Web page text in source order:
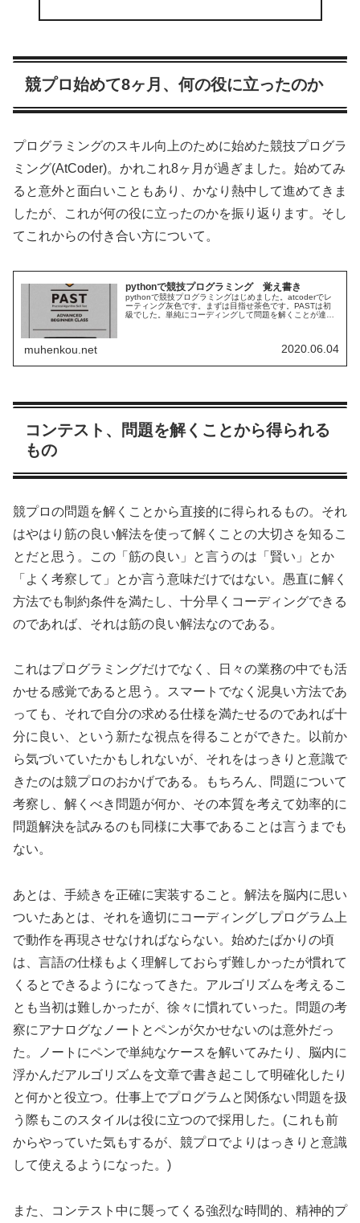
競プロ始めて8ヶ月、何の役に立ったのか
プログラミングのスキル向上のために始めた競技プログラ
ミング(AtCoder)。かれこれ8ヶ月が過ぎました。始めてみ
ると意外と面白いこともあり、かなり熱中して進めてきま
したが、これが何の役に立ったのかを振り返ります。そし
てこれからの付き合い方について。
pythonで競技プログラミング 覚え書き
pythonで競技プログラミングはじめました。atcoderでレ
ーティング灰色です。まずは目指せ茶色です。PASTは初
級でした。単純にコーディングして問題を解くことが達成
muhenkou.net 2020.06.04
コンテスト、問題を解くことから得られる
もの
競プロの問題を解くことから直接的に得られるもの。それ
はやはり筋の良い解法を使って解くことの大切さを知るこ
とだと思う。この「筋の良い」と言うのは「賢い」とか
「よく考察して」とか言う意味だけではない。愚直に解く
方法でも制約条件を満たし、十分早くコーディングできる
のであれば、それは筋の良い解法なのである。
これはプログラミングだけでなく、日々の業務の中でも活
かせる感覚であると思う。スマートでなく泥臭い方法であ
っても、それで自分の求める仕様を満たせるのであれば十
分に良い、という新たな視点を得ることができた。以前か
ら気づいていたかもしれないが、それをはっきりと意識で
きたのは競プロのおかげである。もちろん、問題について
考察し、解くべき問題が何か、その本質を考えて効率的に
問題解決を試みるのも同様に大事であることは言うまでも
ない。
あとは、手続きを正確に実装すること。解法を脳内に思い
ついたあとは、それを適切にコーディングしプログラム上
で動作を再現させなければならない。始めたばかりの頃
は、言語の仕様もよく理解しておらず難しかったが慣れて
くるとできるようになってきた。アルゴリズムを考えるこ
とも当初は難しかったが、徐々に慣れていった。問題の考
察にアナログなノートとペンが欠かせないのは意外だっ
た。ノートにペンで単純なケースを解いてみたり、脳内に
浮かんだアルゴリズムを文章で書き起こして明確化したり
と何かと役立つ。仕事上でプログラムと関係ない問題を扱
う際もこのスタイルは役に立つので採用した。(これも前
からやっていた気もするが、競プロでよりはっきりと意識
して使えるようになった。)
また、コンテスト中に襲ってくる強烈な時間的、精神的プ